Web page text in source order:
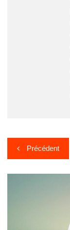
Navigation
de
l’article
Précédent